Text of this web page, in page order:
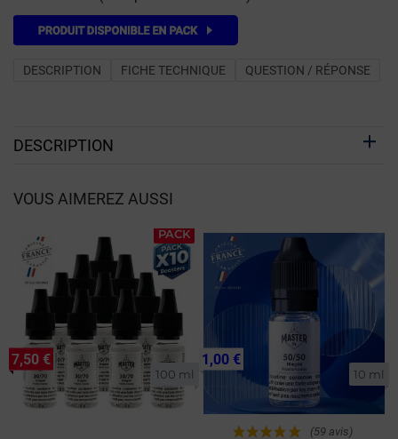
DESCRIPTION FICHE TECHNIQUE QUESTION / RÉPONSE
DESCRIPTION
VOUS AIMEREZ AUSSI
PACK
100 ml
7,50 €
10 ml
(59 avis)
1,00 €